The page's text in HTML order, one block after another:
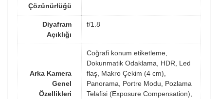
Çözünürlüğü
Diyafram
Açıklığı
f/1.8
Arka Kamera
Genel
Özellikleri
Coğrafi konum etiketleme,
Dokunmatik Odaklama, HDR, Led
flaş, Makro Çekim (4 cm),
Panorama, Portre Modu, Pozlama
Telafisi (Exposure Compensation),